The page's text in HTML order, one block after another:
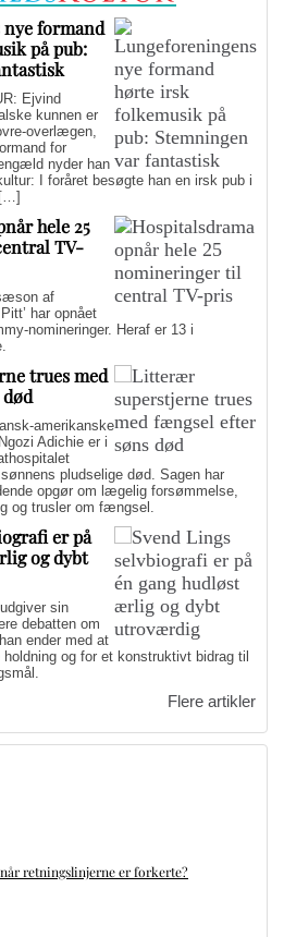
formand
på pub:
Ejvind
kunnen er
overlægen,
for
nyder han
I foråret besøgte han en irsk pub i
hele 25
TV-
af
har opnået
nomineringer. Heraf er 13 i
trues med
amerikanske
Adichie er i
pludselige død. Sagen har
opgør om lægelig forsømmelse,
og trusler om fængsel.
er på
og dybt
sin
debatten om
ender med at
og for et konstruktivt bidrag til
Flere artikler
retningslinjerne er forkerte?